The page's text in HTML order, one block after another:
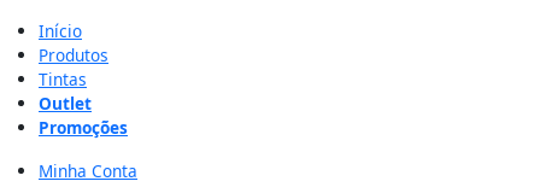
Início
Produtos
Tintas
Outlet
Promoções
Minha Conta